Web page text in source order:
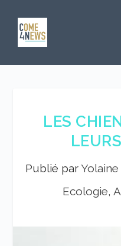
LES
Publié parYolaine
Ecologie,